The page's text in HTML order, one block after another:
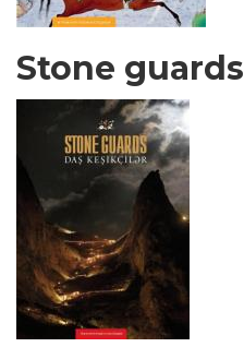
Stone guards